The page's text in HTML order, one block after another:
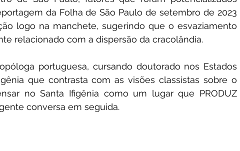
da Folha de São Paulo de setembro de 2023
logo na manchete, sugerindo que o esvaziamento
relacionado com a dispersão da cracolândia.
portuguesa, cursando doutorado nos Estados
que contrasta com as visões classistas sobre o
no Santa Ifigênia como um lugar que PRODUZ
conversa em seguida.